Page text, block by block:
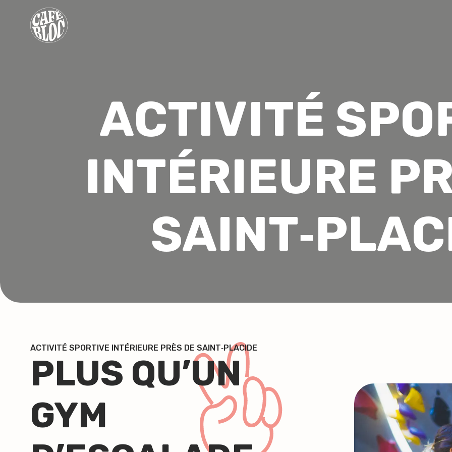
ÉVÉNEMENTS & PROMOS
THÉRAPEUTES
MON ABONNEMENT
CONSENTEMENT
ACTIVITÉ
INTÉRIEURE
ACTIVITÉ SPORTIVE INTÉRIEURE PRÈS DE SAINT‑PLACIDE
PLUS QU’UN
GYM